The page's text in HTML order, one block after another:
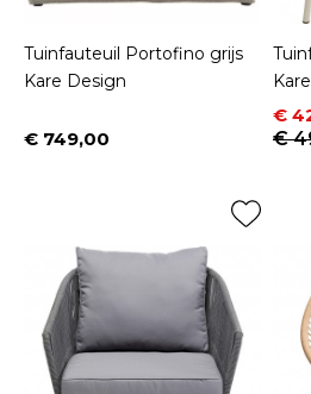
Tuinfauteuil Portofino grijs
Kare Design
Prijs
€ 749,00
€
€